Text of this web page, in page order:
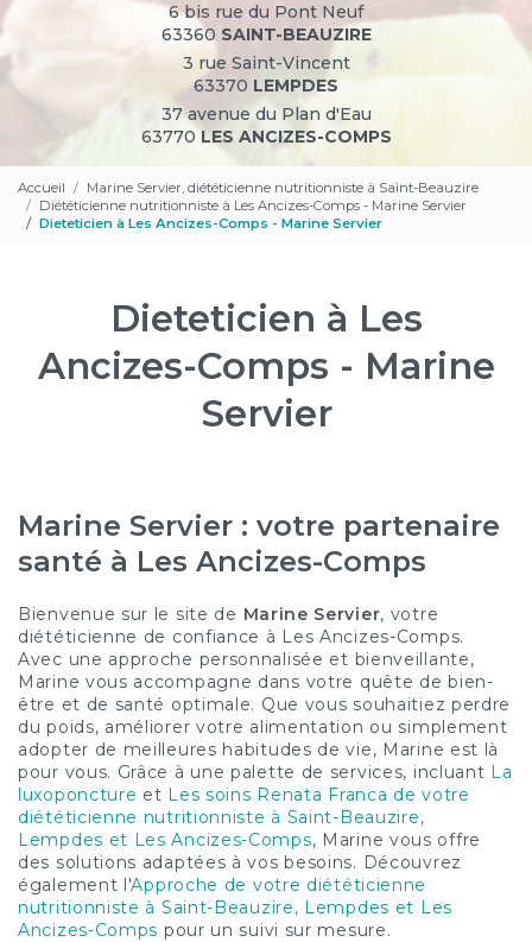
6 bis rue du Pont Neuf
63360 SAINT-BEAUZIRE
3 rue Saint-Vincent
63370 LEMPDES
37 avenue du Plan d'Eau
63770 LES ANCIZES-COMPS
Accueil
Marine Servier, diététicienne nutritionniste à Saint-Beauzire
Diététicienne nutritionniste à Les Ancizes-Comps - Marine Servier
Dieteticien à Les Ancizes-Comps - Marine Servier
Dieteticien à Les
Ancizes-Comps - Marine
Servier
Marine Servier : votre partenaire
santé à Les Ancizes-Comps
Bienvenue sur le site de Marine Servier, votre
diététicienne de confiance à Les Ancizes-Comps.
Avec une approche personnalisée et bienveillante,
Marine vous accompagne dans votre quête de bien-
être et de santé optimale. Que vous souhaitiez perdre
du poids, améliorer votre alimentation ou simplement
adopter de meilleures habitudes de vie, Marine est là
pour vous. Grâce à une palette de services, incluant La
luxoponcture et Les soins Renata Franca de votre
diététicienne nutritionniste à Saint-Beauzire,
Lempdes et Les Ancizes-Comps, Marine vous offre
des solutions adaptées à vos besoins. Découvrez
également l'Approche de votre diététicienne
nutritionniste à Saint-Beauzire, Lempdes et Les
Ancizes-Comps pour un suivi sur mesure.